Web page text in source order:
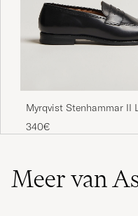
Myrqvist Stenhammar II
Black Calf
340€
Meer van